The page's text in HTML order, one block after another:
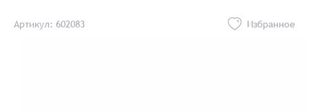
Артикул: 602083 Избранное